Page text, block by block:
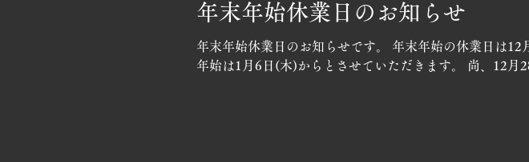
年末年始休業日のお知らせ
年末年始休業日のお知らせです。 年末年始の休業日は
年始は1月6日(木)からとさせていただきます。 尚、12